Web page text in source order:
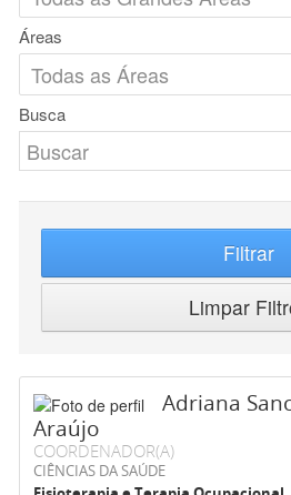
Áreas
Busca
Filtrar
Limpar
Adriana
Araújo
COORDENADOR(A)
CIÊNCIAS DA SAÚDE